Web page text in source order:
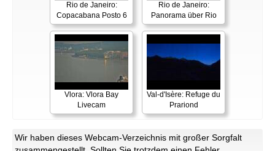
Rio de Janeiro:
Copacabana Posto 6
Rio de Janeiro:
Panorama über Rio
Vlora: Vlora Bay
Livecam
Val-d'Isère: Refuge du
Prariond
Wir haben dieses Webcam-Verzeichnis mit großer Sorgfalt